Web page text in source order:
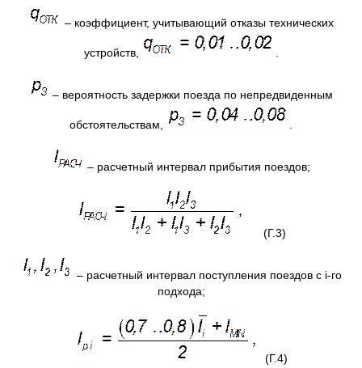
– коэффициент, учитывающий отказы технических
устройств,
– вероятность задержки поезда по непредвиденным
обстоятельствам,
– расчетный интервал прибытия поездов;
(Г.3)
– расчетный интервал поступления поездов с i-го
подхода;
(Г.4)